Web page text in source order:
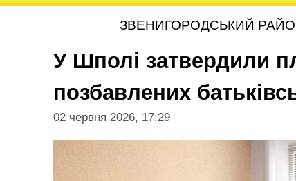
ЗВЕНИГОРОДСЬКИЙ
У Шполі затвердили
позбавлених
02 червня 2026, 17:29